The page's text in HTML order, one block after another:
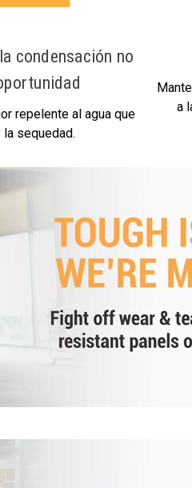
condensación no
repelente al agua que
sequedad.
a